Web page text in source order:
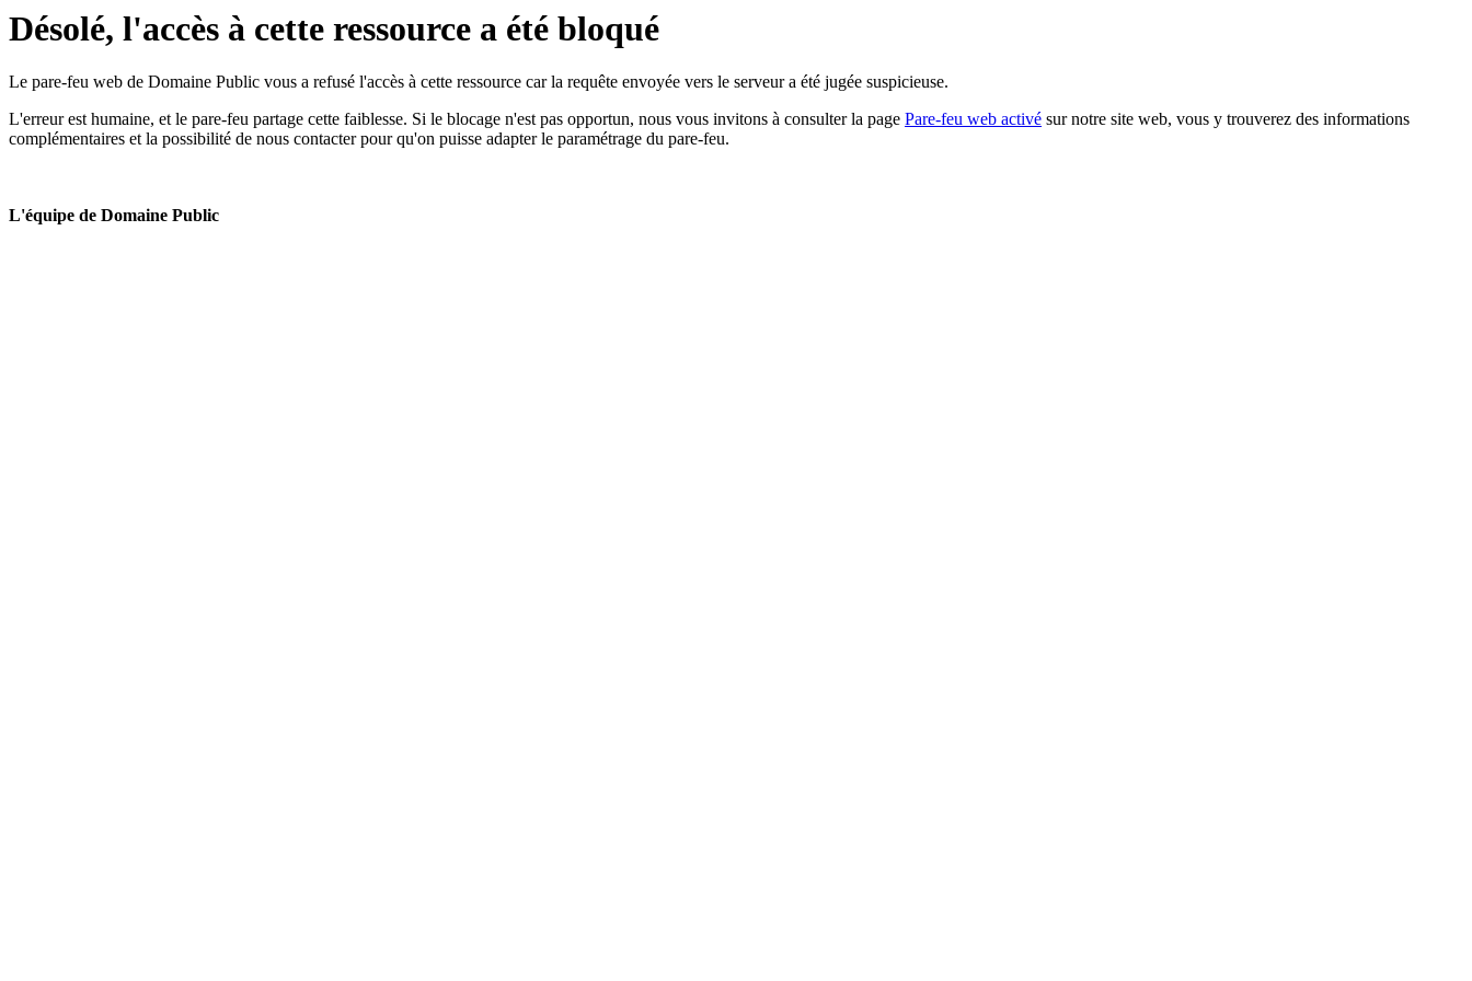
Désolé, l'accès à cette ressource a été bloqué
Le pare-feu web de Domaine Public vous a refusé l'accès à cette ressource car la requête envoyée vers le serveur a été jugée suspicieuse.
L'erreur est humaine, et le pare-feu partage cette faiblesse. Si le blocage n'est pas opportun, nous vous invitons à consulter la page Pare-feu web activé sur notre site web, vous y trouverez des informations
complémentaires et la possibilité de nous contacter pour qu'on puisse adapter le paramétrage du pare-feu.
L'équipe de Domaine Public